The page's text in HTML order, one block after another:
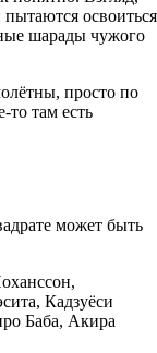
освоиться
шарады чужого
просто по
то там есть
может быть
Кадзуёси
Баба, Акира